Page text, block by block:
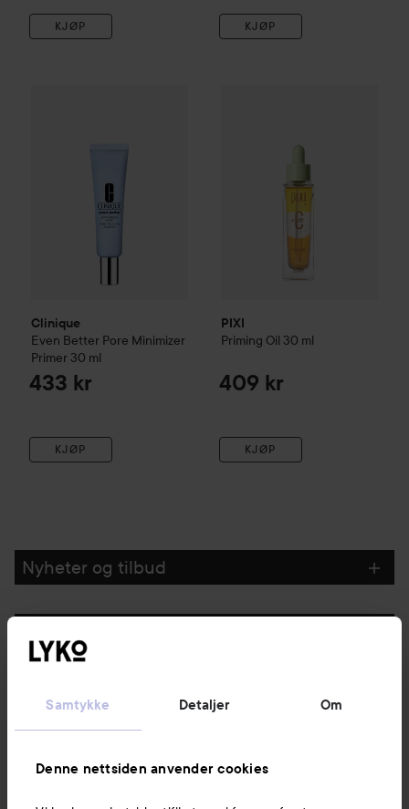
Samtykke Detaljer Om
Denne nettsiden anvender cookies
KJØP KJØP
Clinique
Even Better Pore Minimizer
Primer 30 ml
433 kr
KJØP
PIXI
Priming Oil 30 ml
409 kr
KJØP
Nyheter og tilbud
Kundeservice
Informasjon